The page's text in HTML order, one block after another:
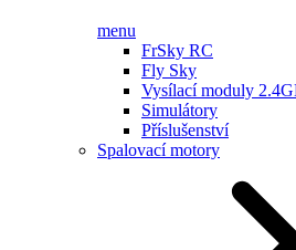
menu
FrSky RC
Fly Sky
Vysílací moduly
Simulátory
Příslušenství
Spalovací motory